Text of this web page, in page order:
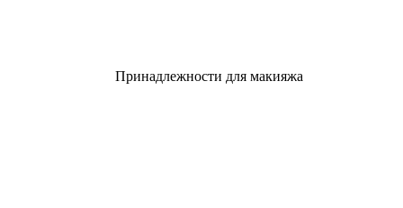
Принадлежности для макияжа